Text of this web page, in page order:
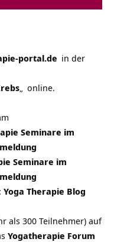
portal.de in der
online.
Seminare im
Seminare im
Yoga Therapie Blog
als 300 Teilnehmer) auf
Yogatherapie Forum